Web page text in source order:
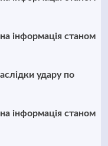
інформація станом
удару по
інформація станом